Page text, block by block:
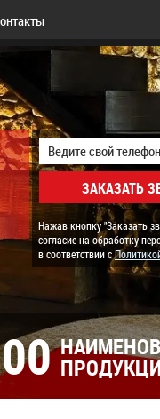
Нажав кнопку "Заказать
согласие на обработку
в соответствии с